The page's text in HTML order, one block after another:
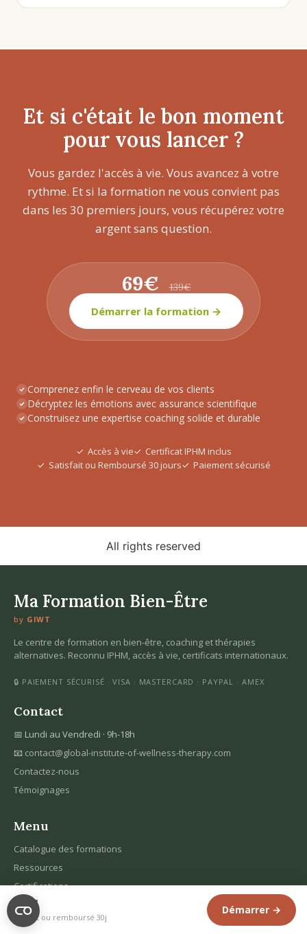
Et si c'était le bon moment
pour vous lancer ?
Vous gardez l'accès à vie. Vous avancez à votre
rythme. Et si la formation ne vous convient pas
dans les 30 premiers jours, vous récupérez votre
argent sans question.
69€ 139€
Démarrer la formation →
Comprenez enfin le cerveau de vos clients
Décryptez les émotions avec assurance scientifique
Construisez une expertise coaching solide et durable
Accès à vie
Certificat IPHM inclus
Satisfait ou Remboursé 30 jours
Paiement sécurisé
69€
Satisfait ou remboursé 30j
Démarrer →
All rights reserved
Ma Formation Bien-Être
by GIWT
Le centre de formation en bien-être, coaching et thérapies
alternatives. Reconnu IPHM, accès à vie, certificats internationaux.
🔒 PAIEMENT SÉCURISÉ · VISA · MASTERCARD · PAYPAL · AMEX
Contact
📅 Lundi au Vendredi · 9h-18h
📧 contact@global-institute-of-wellness-therapy.com
Contactez-nous
Témoignages
Menu
Catalogue des formations
Ressources
Certifications
FAQ
À propos